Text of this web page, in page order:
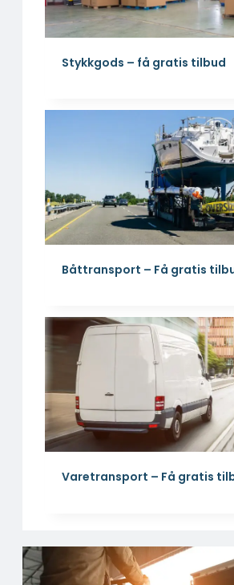
Stykkgods – få gratis tilbud
Båttransport – Få gratis
Varetransport – Få gratis